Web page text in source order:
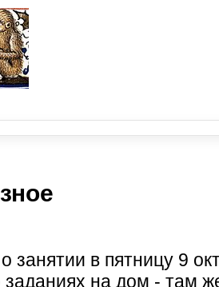
о занятии в пятницу 9
на дом - там